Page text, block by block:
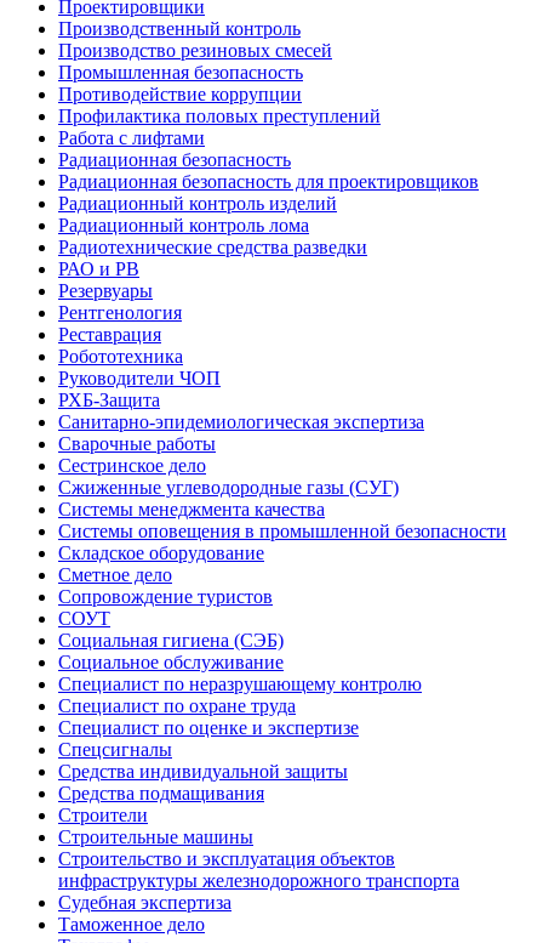
Проектировщики
Производственный контроль
Производство резиновых смесей
Промышленная безопасность
Противодействие коррупции
Профилактика половых преступлений
Работа с лифтами
Радиационная безопасность
Радиационная безопасность для проектировщиков
Радиационный контроль изделий
Радиационный контроль лома
Радиотехнические средства разведки
РАО и РВ
Резервуары
Рентгенология
Реставрация
Робототехника
Руководители ЧОП
РХБ-Защита
Санитарно-эпидемиологическая экспертиза
Сварочные работы
Сестринское дело
Сжиженные углеводородные газы (СУГ)
Системы менеджмента качества
Системы оповещения в промышленной безопасности
Складское оборудование
Сметное дело
Сопровождение туристов
СОУТ
Социальная гигиена (СЭБ)
Социальное обслуживание
Специалист по неразрушающему контролю
Специалист по охране труда
Специалист по оценке и экспертизе
Спецсигналы
Средства индивидуальной защиты
Средства подмащивания
Строители
Строительные машины
Строительство и эксплуатация объектов
инфраструктуры железнодорожного транспорта
Судебная экспертиза
Таможенное дело